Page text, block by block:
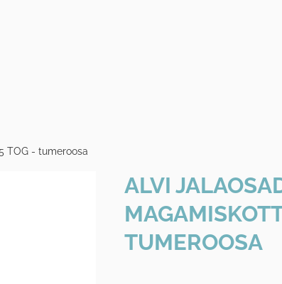
TOG - tumeroosa
ALVI
TUMEROOSA